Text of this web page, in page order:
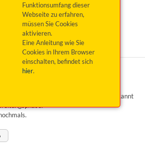
Funktionsumfang dieser
Webseite zu erfahren,
müssen Sie Cookies
aktivieren.
Eine Anleitung wie Sie
Cookies in Ihrem Browser
einschalten, befindet sich
hier.
Veranstaltungen
Markt Falkenstein
Informationen vor.
sind uns aktuell nicht bekannt